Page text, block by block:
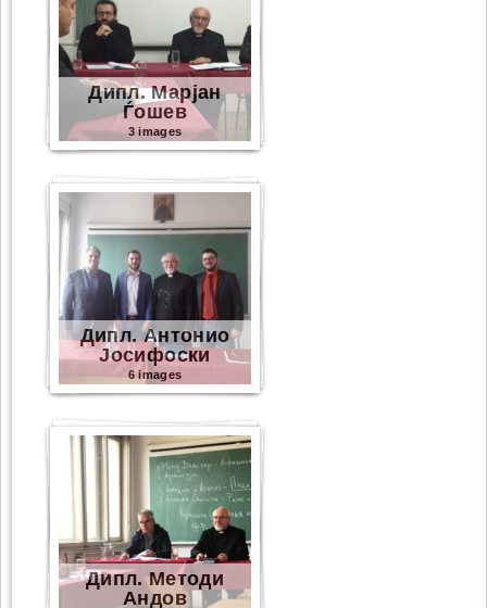
Дипл. Марјан
Ѓошев
3 images
Дипл. Антонио
Јосифоски
6 images
Дипл. Методи
Андов